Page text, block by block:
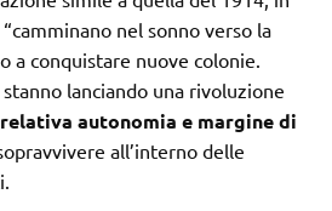
nel sonno verso la
a conquistare nuove colonie.
lanciando una rivoluzione
autonomia e margine di
all’interno delle